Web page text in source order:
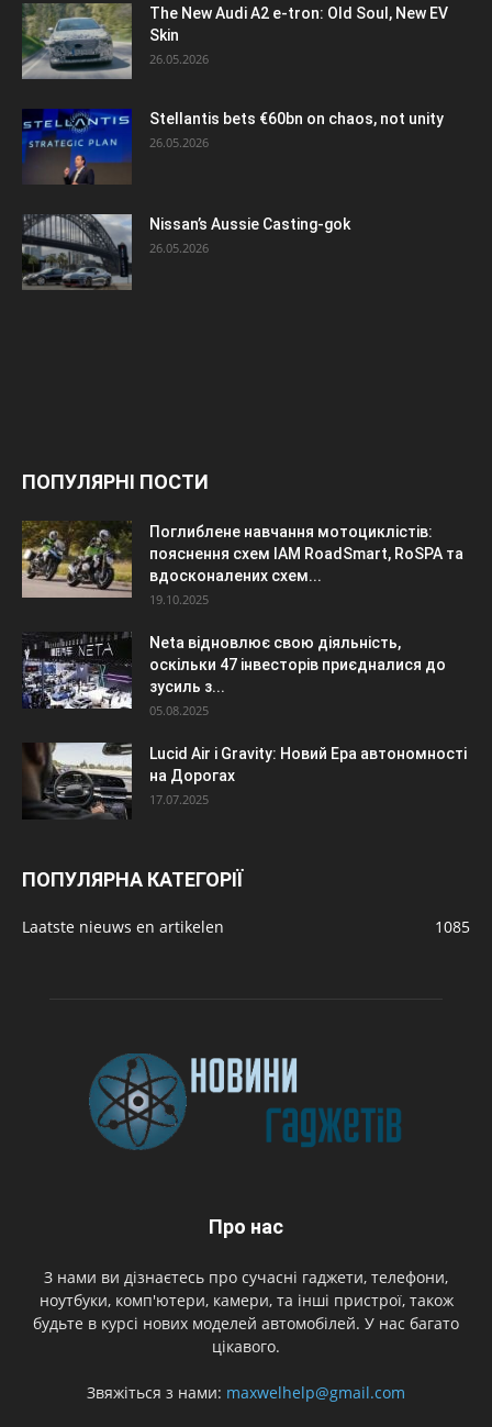
The New Audi A2 e-tron: Old Soul, New EV
Skin
26.05.2026
Stellantis bets €60bn on chaos, not unity
26.05.2026
Nissan’s Aussie Casting-gok
26.05.2026
ПОПУЛЯРНІ ПОСТИ
Поглиблене навчання мотоциклістів:
пояснення схем IAM RoadSmart, RoSPA та
вдосконалених схем...
19.10.2025
Neta відновлює свою діяльність,
оскільки 47 інвесторів приєдналися до
зусиль з...
05.08.2025
Lucid Air і Gravity: Новий Ера автономності
на Дорогах
17.07.2025
ПОПУЛЯРНА КАТЕГОРІЇ
Laatste nieuws en artikelen 1085
Про нас
З нами ви дізнаєтесь про сучасні гаджети, телефони,
ноутбуки, комп'ютери, камери, та інші пристрої, також
будьте в курсі нових моделей автомобілей. У нас багато
цікавого.
Звяжіться з нами: maxwelhelp@gmail.com